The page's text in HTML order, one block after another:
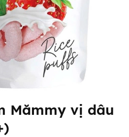
Mămmy vị dâu